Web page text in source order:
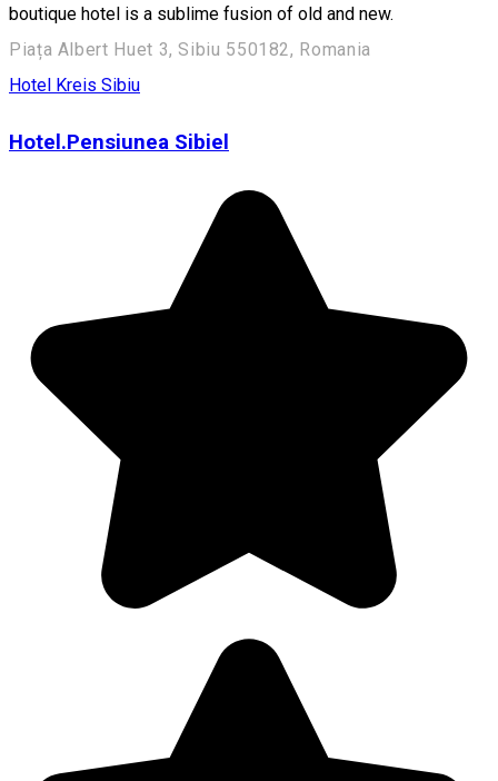
boutique hotel is a sublime fusion of old and new.
Piața Albert Huet 3, Sibiu 550182, Romania
Hotel Kreis Sibiu
Hotel.Pensiunea Sibiel